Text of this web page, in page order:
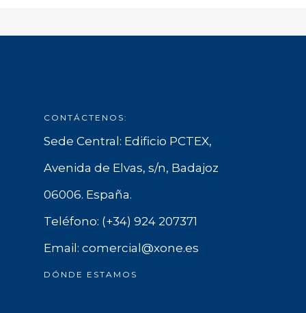
CONTÁCTENOS:
Sede Central: Edificio PCTEX,
Avenida de Elvas, s/n, Badajoz
06006. España.
Teléfono: (+34) 924 207371
Email: comercial@xone.es
DÓNDE ESTAMOS